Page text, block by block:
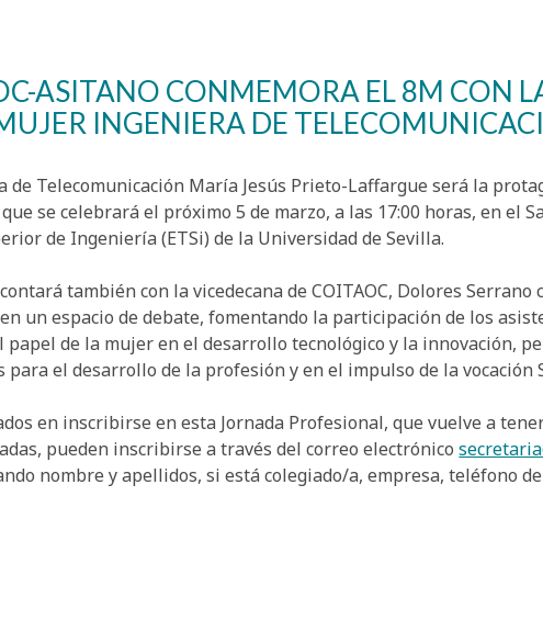
ASITANO CONMEMORA EL 8M CON
INGENIERA DE
de Telecomunicación María Jesús Prieto-Laffargue será la
se celebrará el próximo 5 de marzo, a las 17:00 horas, en el
de Ingeniería (ETSi) de la Universidad de Sevilla.
también con la vicedecana de COITAOC, Dolores
un espacio de debate, fomentando la participación de los
de la mujer en el desarrollo tecnológico y la innovación,
para el desarrollo de la profesión y en el impulso de la vocación
en inscribirse en esta Jornada Profesional, que vuelve a
pueden inscribirse a través del correo electrónico
nombre y apellidos, si está colegiado/a, empresa, teléfono